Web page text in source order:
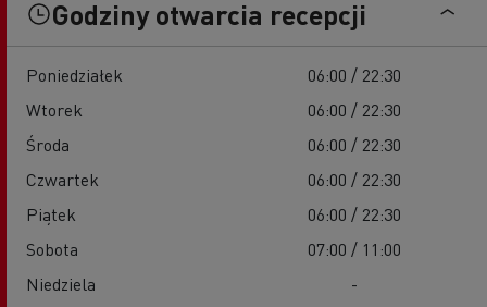
Godziny otwarcia recepcji
Poniedziałek
06:00 / 22:30
Wtorek
06:00 / 22:30
Środa
06:00 / 22:30
Czwartek
06:00 / 22:30
Piątek
06:00 / 22:30
Sobota
07:00 / 11:00
Niedziela
-